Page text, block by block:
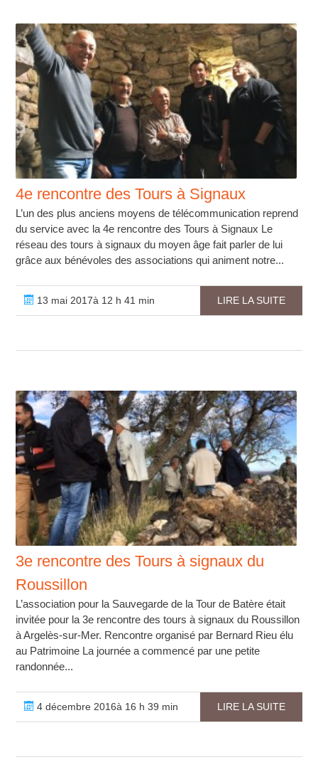
4e rencontre des Tours à Signaux
L’un des plus anciens moyens de télécommunication reprend
du service avec la 4e rencontre des Tours à Signaux Le
réseau des tours à signaux du moyen âge fait parler de lui
grâce aux bénévoles des associations qui animent notre...
13 mai 2017à 12 h 41 min LIRE LA SUITE
3e rencontre des Tours à signaux du
Roussillon
L’association pour la Sauvegarde de la Tour de Batère était
invitée pour la 3e rencontre des tours à signaux du Roussillon
à Argelès-sur-Mer. Rencontre organisé par Bernard Rieu élu
au Patrimoine La journée a commencé par une petite
randonnée...
4 décembre 2016à 16 h 39 min LIRE LA SUITE